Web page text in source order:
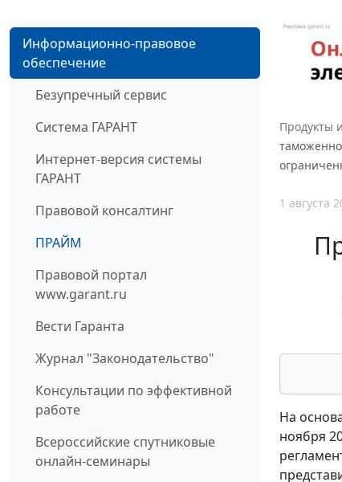
Информационно-правовое
обеспечение
Безупречный сервис
Система ГАРАНТ
Интернет-версия системы
ГАРАНТ
Правовой консалтинг
ПРАЙМ
Правовой портал
www.garant.ru
Вести Гаранта
Журнал "Законодательство"
Консультации по эффективной
работе
Всероссийские спутниковые
онлайн-семинары
Продукты
1 августа
На
ноября